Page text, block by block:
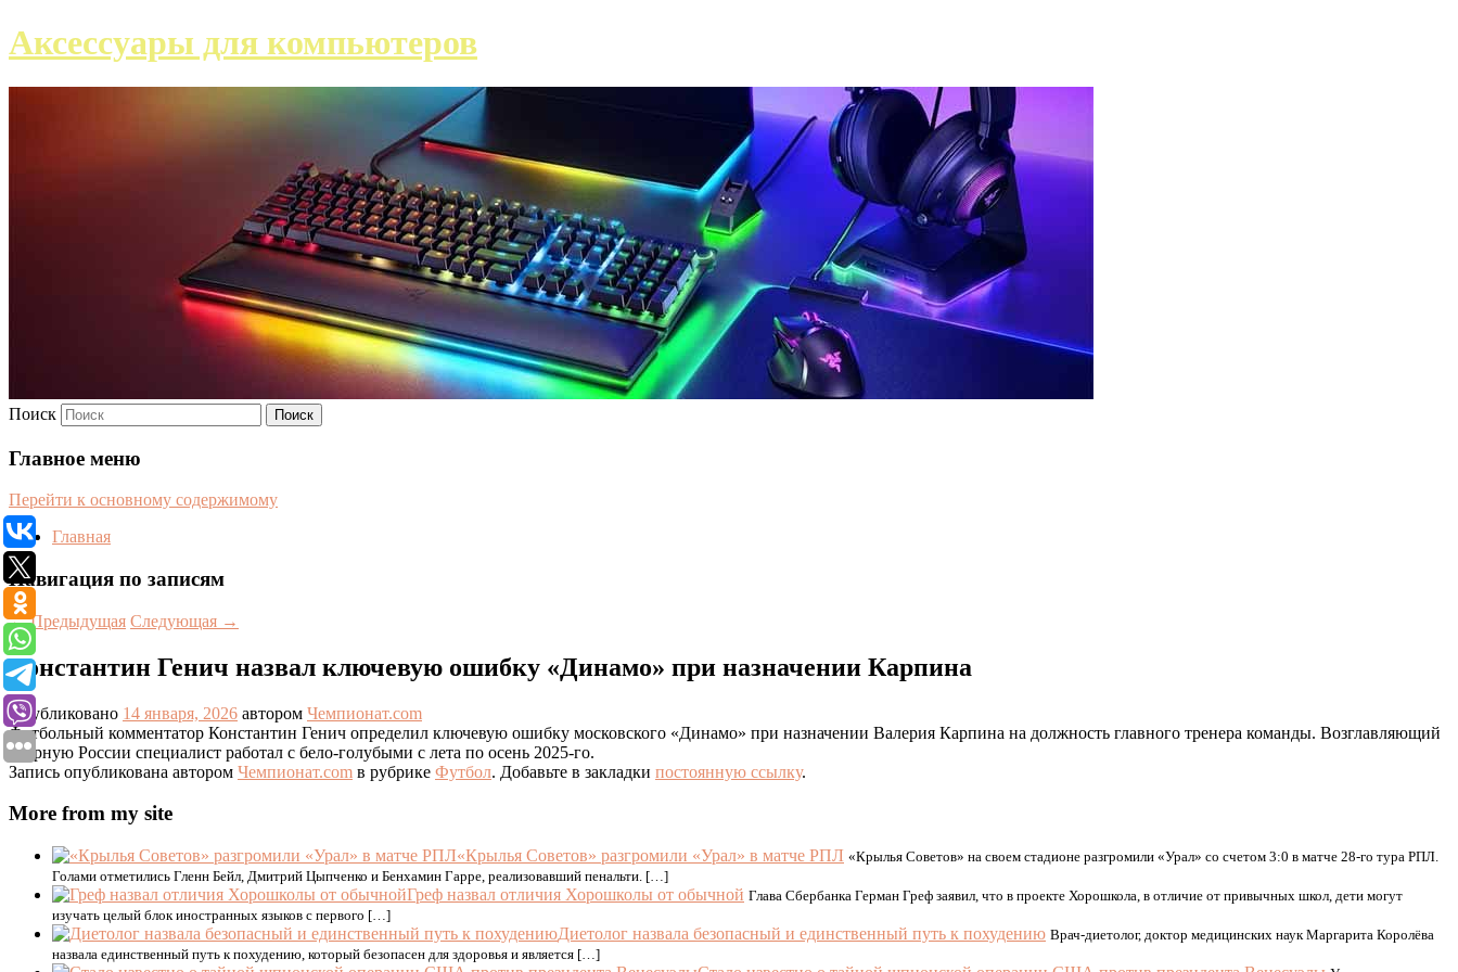
Аксессуары для компьютеров
Поиск
Главное меню
Перейти к основному содержимому
Главная
Навигация по записям
←Предыдущая Следующая →
Константин Генич назвал ключевую ошибку «Динамо» при назначении Карпина
Опубликовано 14 января, 2026 автором Чемпионат.com
Футбольный комментатор Константин Генич определил ключевую ошибку московского «Динамо» при назначении Валерия Карпина на должность главного тренера команды. Возглавляющий
сборную России специалист работал с бело-голубыми с лета по осень 2025-го.
Запись опубликована автором Чемпионат.com в рубрике Футбол. Добавьте в закладки постоянную ссылку.
More from my site
«Крылья Советов» разгромили «Урал» в матче РПЛ «Крылья Советов» на своем стадионе разгромили «Урал» со счетом 3:0 в матче 28-го тура РПЛ.
Голами отметились Гленн Бейл, Дмитрий Цыпченко и Бенхамин Гарре, реализовавший пенальти. […]
Греф назвал отличия Хорошколы от обычной Глава Сбербанка Герман Греф заявил, что в проекте Хорошкола, в отличие от привычных школ, дети могут
изучать целый блок иностранных языков с первого […]
Диетолог назвала безопасный и единственный путь к похудению Врач-диетолог, доктор медицинских наук Маргарита Королёва
назвала единственный путь к похудению, который безопасен для здоровья и является […]